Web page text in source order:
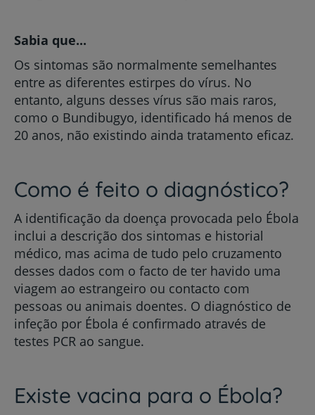
Sabia que...
Os sintomas são normalmente semelhantes
entre as diferentes estirpes do vírus. No
entanto, alguns desses vírus são mais raros,
como o Bundibugyo, identificado há menos de
20 anos, não existindo ainda tratamento eficaz.
Como é feito o diagnóstico?
A identificação da doença provocada pelo Ébola
inclui a descrição dos sintomas e historial
médico, mas acima de tudo pelo cruzamento
desses dados com o facto de ter havido uma
viagem ao estrangeiro ou contacto com
pessoas ou animais doentes. O diagnóstico de
infeção por Ébola é confirmado através de
testes PCR ao sangue.
Existe vacina para o Ébola?